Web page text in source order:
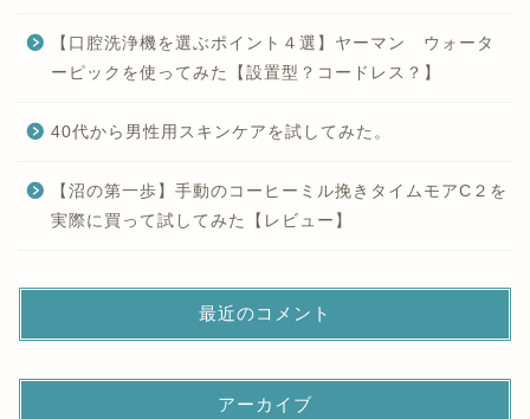
【口腔洗浄機を選ぶポイント４選】ヤーマン ウォータ
ーピックを使ってみた【設置型？コードレス？】
40代から男性用スキンケアを試してみた。
【沼の第一歩】手動のコーヒーミル挽きタイムモアC２を
実際に買って試してみた【レビュー】
最近のコメント
アーカイブ